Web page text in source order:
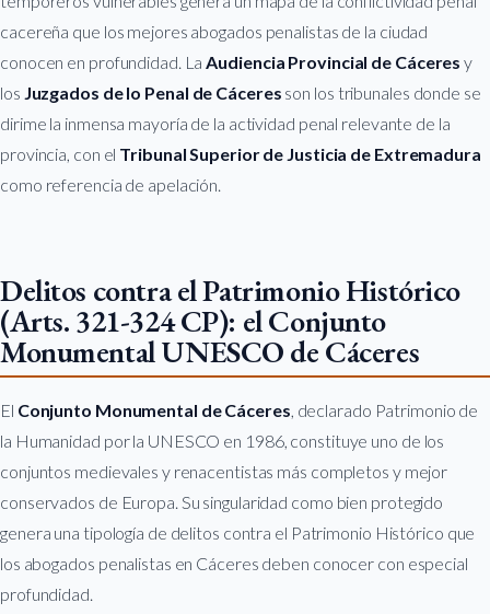
cacereña que los mejores abogados penalistas de la ciudad
conocen en profundidad. LaAudiencia Provincial de Cáceres y
los Juzgados de lo Penal de Cáceres son los tribunales donde se
dirime la inmensa mayoría de la actividad penal relevante de la
provincia, con el Tribunal Superior de Justicia de Extremadura
como referencia de apelación.
Delitos contra el Patrimonio Histórico
(Arts. 321-324 CP): el Conjunto
Monumental UNESCO de Cáceres
El Conjunto Monumental de Cáceres, declarado Patrimonio de
la Humanidad por la UNESCO en 1986, constituye uno de los
conjuntos medievales y renacentistas más completos y mejor
conservados de Europa. Su singularidad como bien protegido
genera una tipología de delitos contra el Patrimonio Histórico que
los abogados penalistas en Cáceres deben conocer con especial
profundidad.